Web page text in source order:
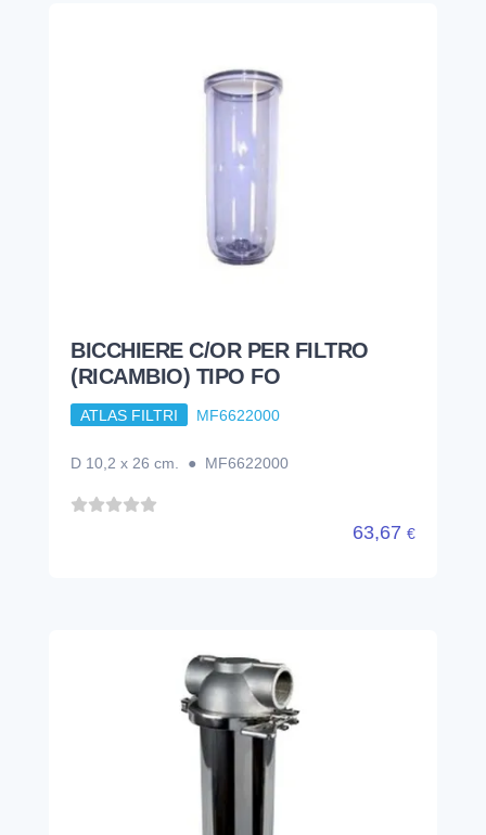
BICCHIERE C/OR PER FILTRO
(RICAMBIO) TIPO FO
ATLAS FILTRI MF6622000
D 10,2 x 26 cm. ● MF6622000
63,67 €